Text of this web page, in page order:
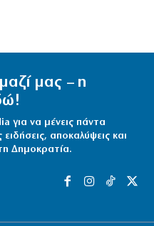
μας – η
για να μένεις πάντα
αποκαλύψεις και
Δημοκρατία.